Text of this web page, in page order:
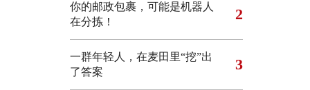
你的邮政包裹，可能是机器人
在分拣！
2
一群年轻人，在麦田里“挖”出
了答案
3